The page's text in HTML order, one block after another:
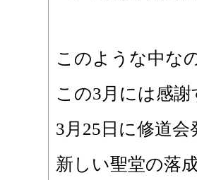
このような中な
この3月には感
3月25日に修道会
新しい聖堂の落